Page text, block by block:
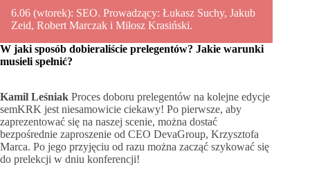
6.06 (wtorek): SEO. Prowadzący: Łukasz Suchy, Jakub
Zeid, Robert Marczak i Miłosz Krasiński.
W jaki sposób dobieraliście prelegentów? Jakie warunki
musieli spełnić?
Kamil Leśniak Proces doboru prelegentów na kolejne edycje
semKRK jest niesamowicie ciekawy! Po pierwsze, aby
zaprezentować się na naszej scenie, można dostać
bezpośrednie zaproszenie od CEO DevaGroup, Krzysztofa
Marca. Po jego przyjęciu od razu można zacząć szykować się
do prelekcji w dniu konferencji!